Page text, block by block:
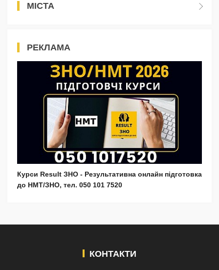
МІСТА
РЕКЛАМА
Курси Result ЗНО - Результативна онлайн підготовка
до НМТ/ЗНО, тел. 050 101 7520
КОНТАКТИ